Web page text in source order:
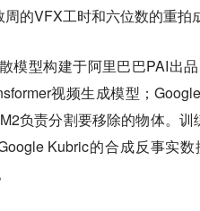
的VFX工时和六位数的重拍
模型构建于阿里巴巴PAI出
视频生成模型；
负责分割要移除的物体。
Kubric的合成反事实